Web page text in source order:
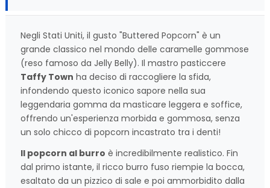
Negli Stati Uniti, il gusto "Buttered Popcorn" è un
grande classico nel mondo delle caramelle gommose
(reso famoso da Jelly Belly). Il mastro pasticcere
Taffy Town ha deciso di raccogliere la sfida,
infondendo questo iconico sapore nella sua
leggendaria gomma da masticare leggera e soffice,
offrendo un'esperienza morbida e gommosa, senza
un solo chicco di popcorn incastrato tra i denti!
Il popcorn al burro è incredibilmente realistico. Fin
dal primo istante, il ricco burro fuso riempie la bocca,
esaltato da un pizzico di sale e poi ammorbidito dalla